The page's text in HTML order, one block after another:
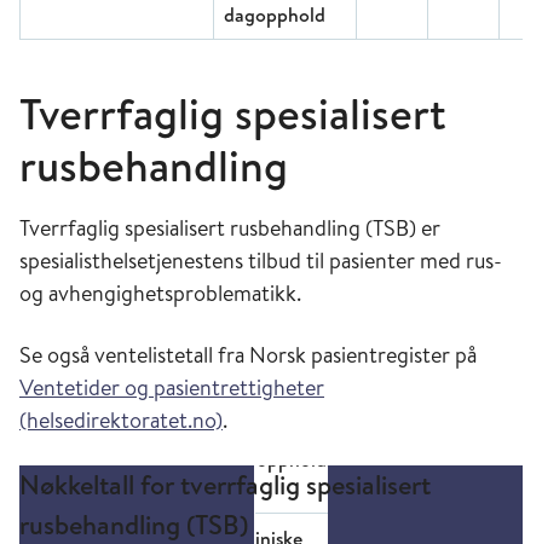
dagopphold
Tverrfaglig spesialisert
rusbehandling
Tverrfaglig spesialisert rusbehandling (TSB) er
spesialisthelsetjenestens tilbud til pasienter med rus-
og avhengighetsproblematikk.
Se også ventelistetall fra Norsk pasientregister på
Ventetider og pasientrettigheter
(helsedirektoratet.no).
Nøkkeltall for tverrfaglig spesialisert
rusbehandling (TSB)